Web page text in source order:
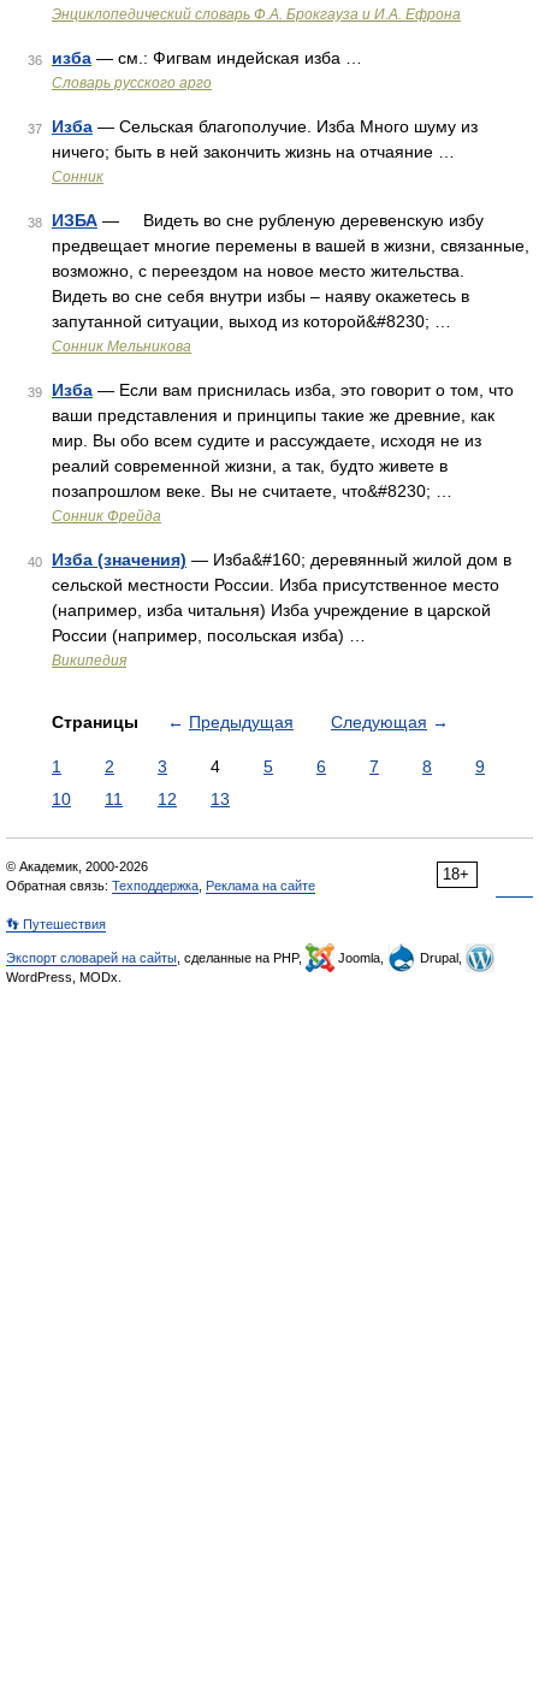
Энциклопедический словарь Ф.А. Брокгауза и И.А. Ефрона
36 изба — см.: Фигвам индейская изба …
Словарь русского арго
37 Изба — Сельская благополучие. Изба Много шуму из
ничего; быть в ней закончить жизнь на отчаяние …
Сонник
38 ИЗБА — Видеть во сне рубленую деревенскую избу
предвещает многие перемены в вашей в жизни, связанные,
возможно, с переездом на новое место жительства.
Видеть во сне себя внутри избы – наяву окажетесь в
запутанной ситуации, выход из которой&#8230; …
Сонник Мельникова
39 Изба — Если вам приснилась изба, это говорит о том, что
ваши представления и принципы такие же древние, как
мир. Вы обо всем судите и рассуждаете, исходя не из
реалий современной жизни, а так, будто живете в
позапрошлом веке. Вы не считаете, что&#8230; …
Cонник Фрейда
40 Изба (значения) — Изба&#160; деревянный жилой дом в
сельской местности России. Изба присутственное место
(например, изба читальня) Изба учреждение в царской
России (например, посольская изба) …
Википедия
Страницы ← Предыдущая Следующая →
1 2 3 4 5 6 7 8
9
10
11 12 13
18+
© Академик, 2000-2026
Обратная связь: Техподдержка Реклама на сайте
👣 Путешествия
Экспорт словарей на сайты , сделанные на PHP, Joomla,
Drupal,
WordPress, MODx.